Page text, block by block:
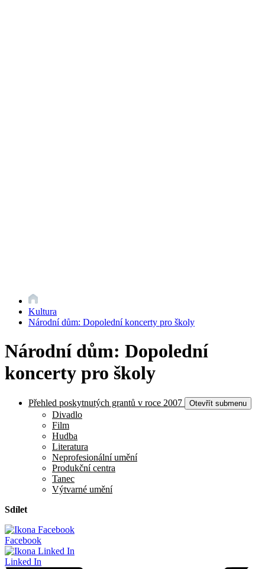
Kultura
Národní dům: Dopolední koncerty pro školy
Národní dům: Dopolední
koncerty pro školy
Přehled poskytnutých grantů v roce 2007 Otevřít submenu
Divadlo
Film
Hudba
Literatura
Neprofesionální umění
Produkční centra
Tanec
Výtvarné umění
Sdílet
Facebook
Linked In